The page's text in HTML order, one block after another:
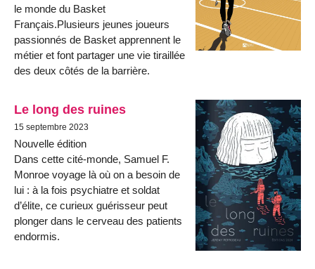
le monde du Basket
Français.Plusieurs jeunes joueurs
passionnés de Basket apprennent le
métier et font partager une vie tiraillée
des deux côtés de la barrière.
Le long des ruines
15 septembre 2023
Nouvelle édition
Dans cette cité-monde, Samuel F.
Monroe voyage là où on a besoin de
lui : à la fois psychiatre et soldat
d’élite, ce curieux guérisseur peut
plonger dans le cerveau des patients
endormis.